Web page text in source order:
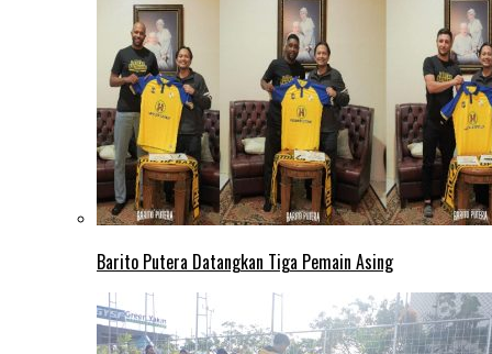
Barito Putera Datangkan Tiga Pemain Asing